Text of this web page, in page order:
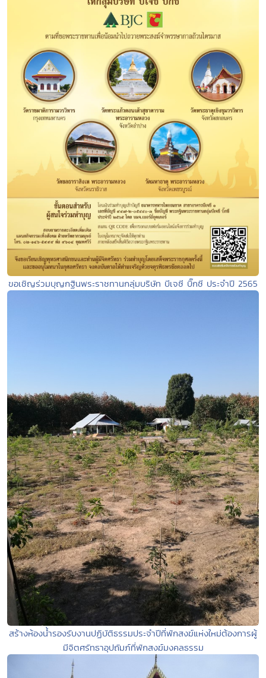
ขอเชิญร่วมบุญกฐินพระราชทานกลุ่มบริษัท บีเจซี บิ๊กซี ประจำปี 2565
สร้างห้องน้ำรองรับงานปฏิบัติธรรมประจำปีที่พักสงฆ์แห่งใหม่ต้องการผู้
มีจิตศรัทธาอุปถัมภ์ที่พักสงฆ์มงคลธรรม